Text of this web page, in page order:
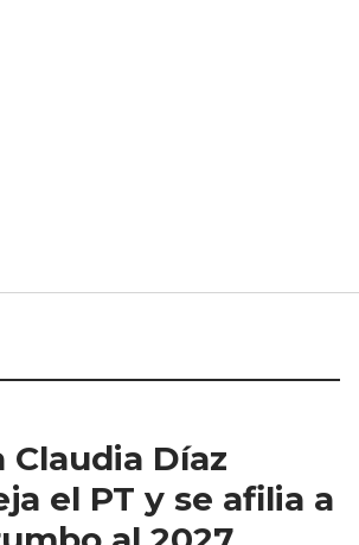
Claudia Díaz
el PT y se afilia a